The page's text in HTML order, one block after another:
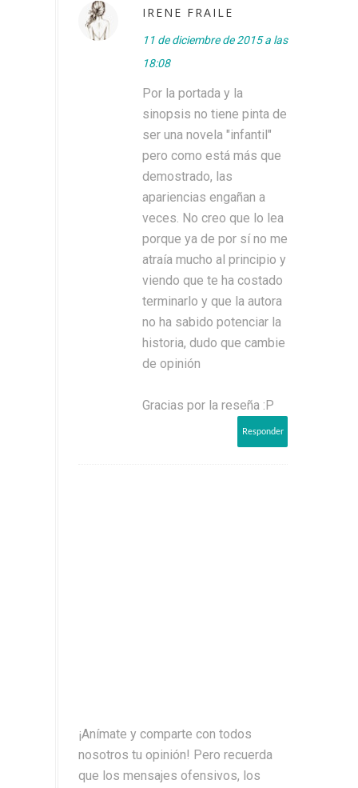
IRENE FRAILE
11 de diciembre de 2015 a las
18:08
Por la portada y la
sinopsis no tiene pinta de
ser una novela "infantil"
pero como está más que
demostrado, las
apariencias engañan a
veces. No creo que lo lea
porque ya de por sí no me
atraía mucho al principio y
viendo que te ha costado
terminarlo y que la autora
no ha sabido potenciar la
historia, dudo que cambie
de opinión
Gracias por la reseña :P
Responder
¡Anímate y comparte con todos
nosotros tu opinión! Pero recuerda
que los mensajes ofensivos, los